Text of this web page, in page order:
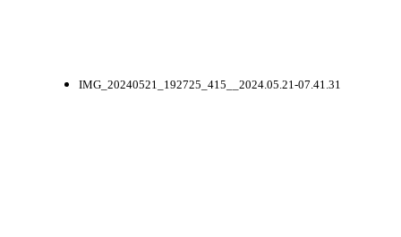
IMG_20240521_192725_415__2024.05.21-07.41.31